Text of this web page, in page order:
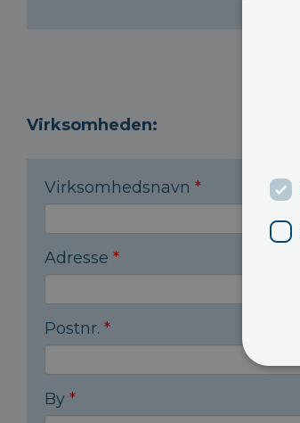
Virksomheden:
Virksomhedsnavn *
Adresse *
Postnr. *
By *